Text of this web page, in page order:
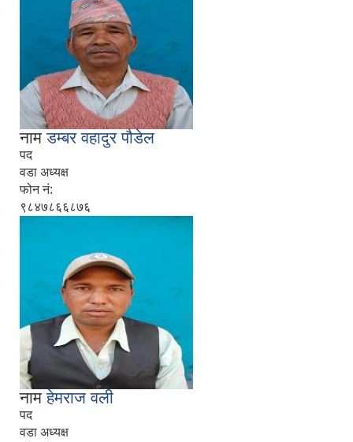
नाम डम्बर वहादुर पौडेल
पद
वडा अध्यक्ष
फोन नं:
९८४७८६६८७६
नाम हेमराज वली
पद
वडा अध्यक्ष